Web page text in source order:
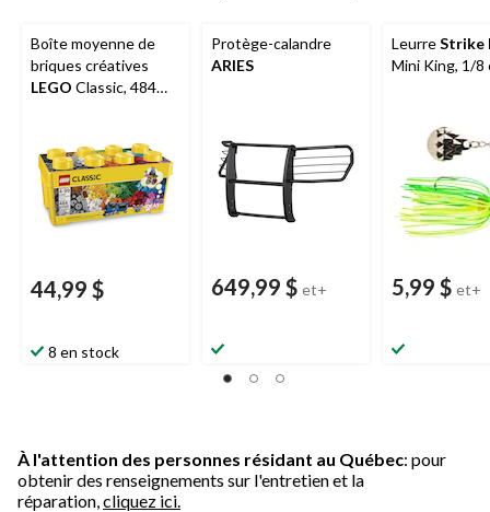
Boîte moyenne de
briques créatives
LEGO Classic, 484
44,99 $
8 en stock
Protège-calandre
ARIES
649,99 $ et+
LeurreStrike
Mini King, 1/8
5,99 $ et+
À l'attention des personnes résidant au Québec: pour
obtenir des renseignements sur l'entretien et la
réparation, cliquez ici.